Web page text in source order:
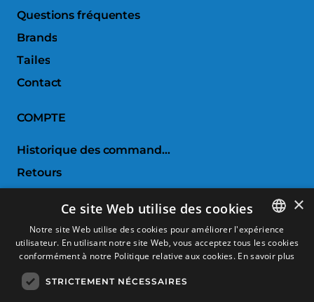
Questions fréquentes
Brands
Tailes
Contact
COMPTE
Historique des commandes
Retours
Comparer les produits
SERVICE CLIENTS
Conditions d'achat
SPANISH
×
Ce site Web utilise des cookies
Notre site Web utilise des cookies pour améliorer l'expérience
utilisateur. En utilisant notre site Web, vous acceptez tous les cookies
conformément à notre Politique relative aux cookies. En savoir plus
STRICTEMENT NÉCESSAIRES